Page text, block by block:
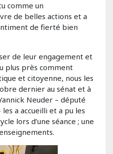
comme un
de belles actions et a
de fierté bien
de leur engagement et
plus près comment
et citoyenne, nous les
dernier au sénat et à
Neuder – député
a accueilli et a pu les
lors d’une séance ; une